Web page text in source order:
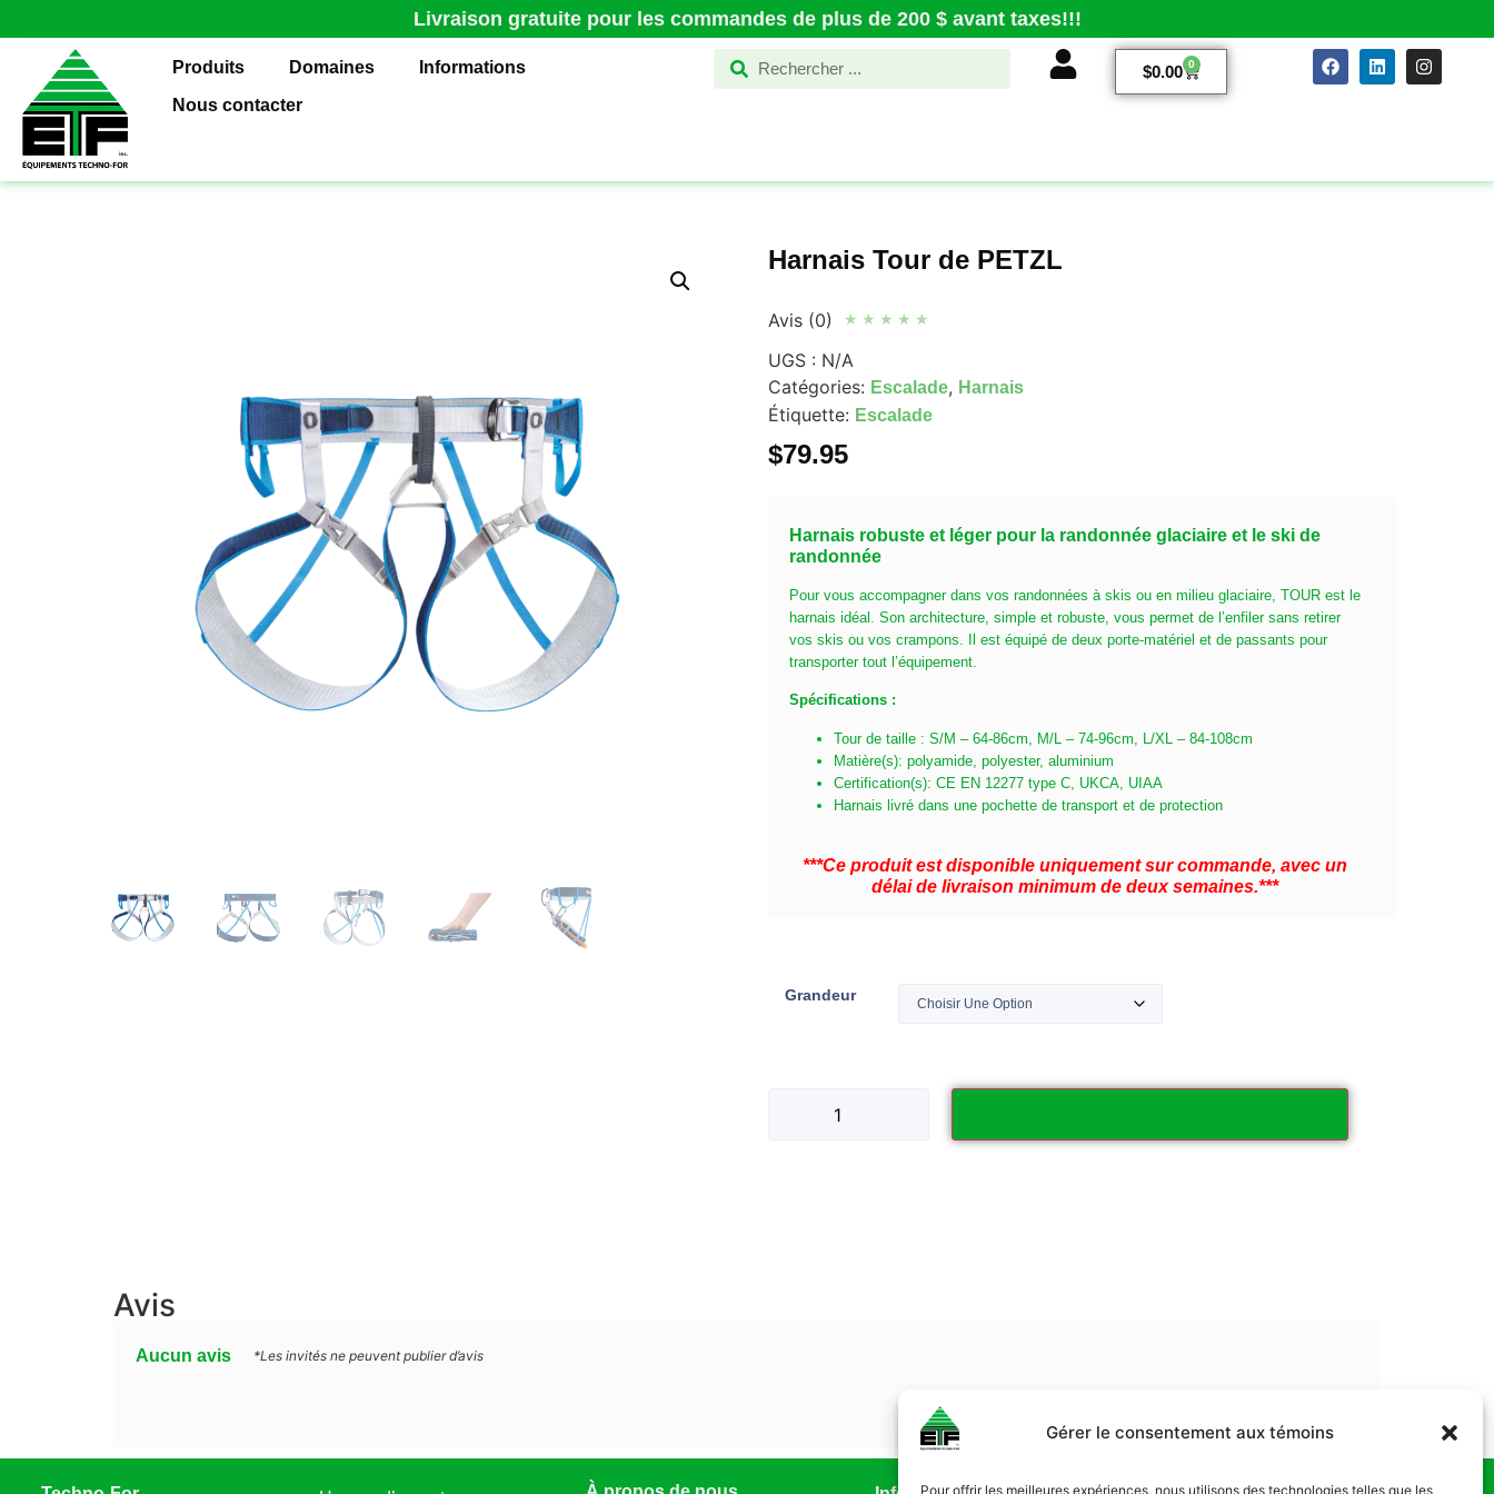
Gérer le consentement aux témoins
Pour offrir les meilleures expériences, nous utilisons des technologies telles que les
Livraison gratuite pour les commandes de plus de 200 $ avant taxes!!!
Produits Domaines
Informations
Nous contacter
$0.00 0
Harnais Tour de PETZL
Avis (0) ★ ★ ★ ★ ★
UGS : N/A
Catégories: Escalade, Harnais
Étiquette: Escalade
$79.95
Harnais robuste et léger pour la randonnée glaciaire et le ski de
randonnée
Pour vous accompagner dans vos randonnées à skis ou en milieu glaciaire, TOUR est le
harnais idéal. Son architecture, simple et robuste, vous permet de l’enfiler sans retirer
vos skis ou vos crampons. Il est équipé de deux porte-matériel et de passants pour
transporter tout l’équipement.
Spécifications :
Tour de taille : S/M – 64-86cm, M/L – 74-96cm, L/XL – 84-108cm
Matière(s): polyamide, polyester, aluminium
Certification(s): CE EN 12277 type C, UKCA, UIAA
Harnais livré dans une pochette de transport et de protection
***Ce produit est disponible uniquement sur commande, avec un
délai de livraison minimum de deux semaines.***
Grandeur
Avis
Aucun avis *Les invités ne peuvent publier d’avis